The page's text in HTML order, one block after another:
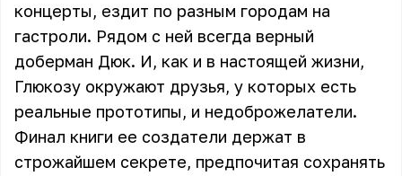
концерты, ездит по разным городам на
гастроли. Рядом с ней всегда верный
доберман Дюк. И, как и в настоящей жизни,
Глюкозу окружают друзья, у которых есть
реальные прототипы, и недоброжелатели.
Финал книги ее создатели держат в
строжайшем секрете, предпочитая сохранять